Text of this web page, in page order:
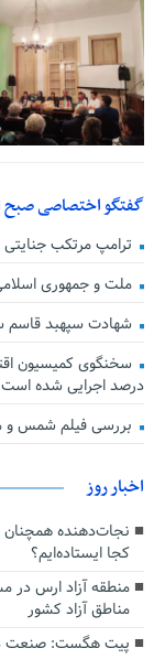
گفتگو اختصاصی صبح
ترامپ مرتکب
ملت و جمهوری
شهادت سپهبد قاسم
درصد اجرایی شده است
بررسی فیلم شمس و
اخبار روز
کجا ایستاده‌ایم؟
منطقه آزاد ارس
مناطق آزاد کشور
پیت هگست: صنعت